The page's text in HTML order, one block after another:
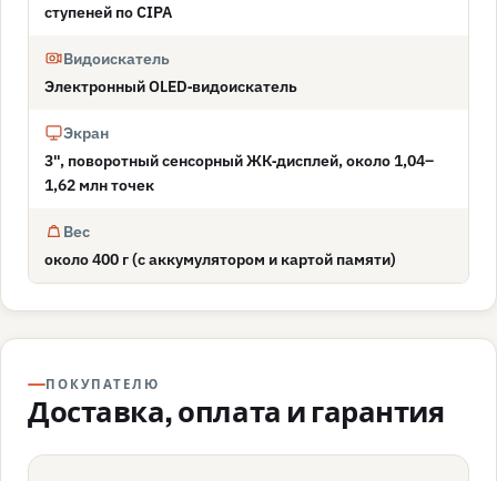
ступеней по CIPA
Видоискатель
Электронный OLED‑видоискатель
Экран
3", поворотный сенсорный ЖК‑дисплей, около 1,04–
1,62 млн точек
Вес
около 400 г (с аккумулятором и картой памяти)
ПОКУПАТЕЛЮ
Доставка, оплата и гарантия